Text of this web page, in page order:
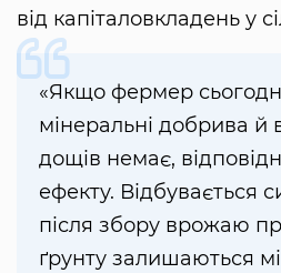
від капіталовкладень у
«Якщо фермер
мінеральні добрива й
дощів немає,
ефекту. Відбувається
після збору врожаю
ґрунту залишаються